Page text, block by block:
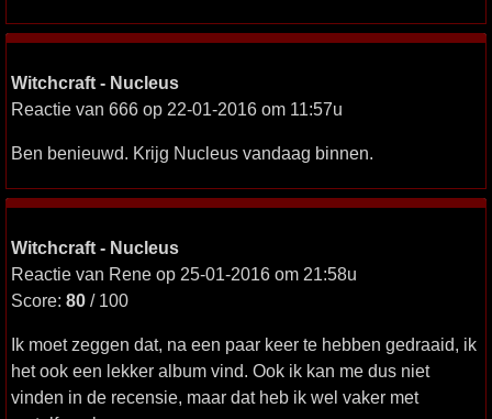
Witchcraft - Nucleus
Reactie van 666 op 22-01-2016 om 11:57u
Ben benieuwd. Krijg Nucleus vandaag binnen.
Witchcraft - Nucleus
Reactie van Rene op 25-01-2016 om 21:58u
Score: 80 / 100
Ik moet zeggen dat, na een paar keer te hebben gedraaid, ik
het ook een lekker album vind. Ook ik kan me dus niet
vinden in de recensie, maar dat heb ik wel vaker met